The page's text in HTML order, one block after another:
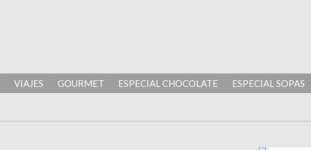
VIAJES GOURMET ESPECIAL CHOCOLATE ESPECIAL SOPAS